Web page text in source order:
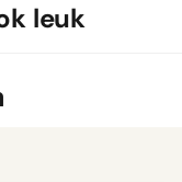
leuk